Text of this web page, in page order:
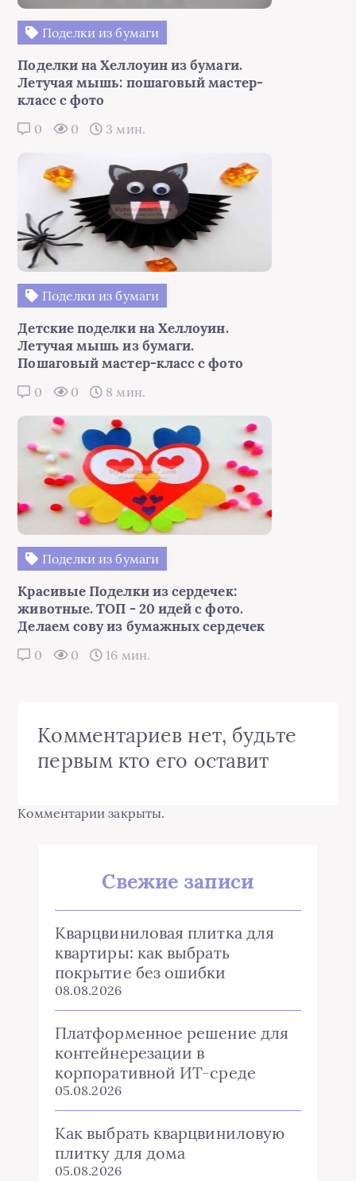
Поделки из бумаги
Поделки на Хеллоуин из бумаги.
Летучая мышь: пошаговый мастер-
класс с фото
0 0 3 мин.
Поделки из бумаги
Детские поделки на Хеллоуин.
Летучая мышь из бумаги.
Пошаговый мастер-класс с фото
0 0 8 мин.
Поделки из бумаги
Красивые Поделки из сердечек:
животные. ТОП - 20 идей с фото.
Делаем сову из бумажных сердечек
0 0 16 мин.
Комментариев нет, будьте
первым кто его оставит
Комментарии закрыты.
Свежие записи
Кварцвиниловая плитка для
квартиры: как выбрать
покрытие без ошибки
08.08.2026
Платформенное решение для
контейнерезации в
корпоративной ИТ-среде
05.08.2026
Как выбрать кварцвиниловую
плитку для дома
05.08.2026